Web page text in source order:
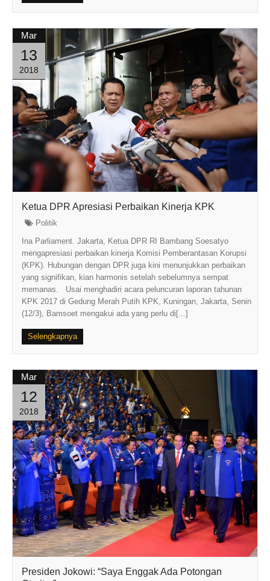
Mar
13
2018
Ketua DPR Apresiasi Perbaikan Kinerja KPK
Politik
Ina Parliament. Jakarta, Ketua DPR RI Bambang Soesatyo
mengapresiasi perbaikan kinerja Komisi Pemberantasan Korupsi
(KPK). Hubungan dengan DPR juga kini menunjukkan perbaikan
yang signifikan, kian harmonis setelah sebelumnya sempat
memanas. Usai menghadiri acara peluncuran laporan tahunan
KPK 2017 di Gedung Merah Putih KPK, Kuningan, Jakarta, Senin
(12/3), Bamsoet mengakui ada yang perlu di[...]
Selengkapnya
Mar
12
2018
Presiden Jokowi: “Saya Enggak Ada Potongan